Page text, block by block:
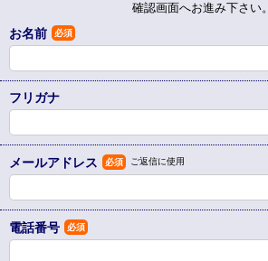
確認画面へお進み下さい。
お名前 必須
フリガナ
メールアドレス 必須 ご返信に使用
電話番号 必須